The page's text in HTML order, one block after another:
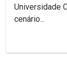
Universidade
cenário...